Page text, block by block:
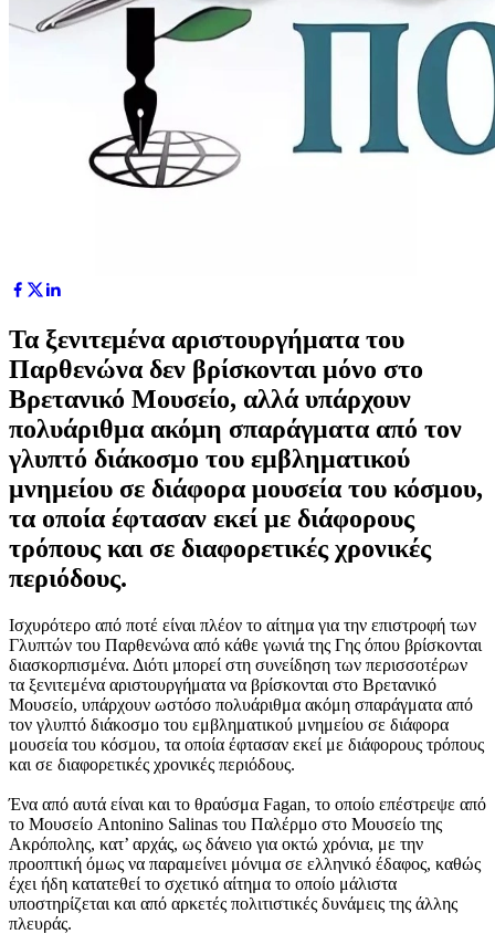
Τα ξενιτεμένα αριστουργήματα του
Παρθενώνα δεν βρίσκονται μόνο στο
Βρετανικό Μουσείο, αλλά υπάρχουν
πολυάριθμα ακόμη σπαράγματα από τον
γλυπτό διάκοσμο του εμβληματικού
μνημείου σε διάφορα μουσεία του κόσμου,
τα οποία έφτασαν εκεί με διάφορους
τρόπους και σε διαφορετικές χρονικές
περιόδους.
Ισχυρότερο από ποτέ είναι πλέον το αίτημα για την επιστροφή των
Γλυπτών του Παρθενώνα από κάθε γωνιά της Γης όπου βρίσκονται
διασκορπισμένα. Διότι μπορεί στη συνείδηση των περισσοτέρων
τα ξενιτεμένα αριστουργήματα να βρίσκονται στο Βρετανικό
Μουσείο, υπάρχουν ωστόσο πολυάριθμα ακόμη σπαράγματα από
τον γλυπτό διάκοσμο του εμβληματικού μνημείου σε διάφορα
μουσεία του κόσμου, τα οποία έφτασαν εκεί με διάφορους τρόπους
και σε διαφορετικές χρονικές περιόδους.
Ένα από αυτά είναι και το θραύσμα Fagan, το οποίο επέστρεψε από
το Μουσείο Antonino Salinas του Παλέρμο στο Μουσείο της
Ακρόπολης, κατ’ αρχάς, ως δάνειο για οκτώ χρόνια, με την
προοπτική όμως να παραμείνει μόνιμα σε ελληνικό έδαφος, καθώς
έχει ήδη κατατεθεί το σχετικό αίτημα το οποίο μάλιστα
υποστηρίζεται και από αρκετές πολιτιστικές δυνάμεις της άλλης
πλευράς.